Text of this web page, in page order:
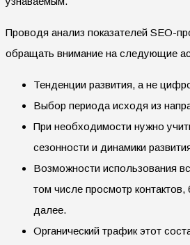
Проводя анализ показателей SEO-
обращать внимание на следующие
Тенденции развития, а не
Выбор периода исходя из
При необходимости нужно
сезонности и динамики
Возможности использования
том числе просмотр контактов,
далее.
Органический трафик этот